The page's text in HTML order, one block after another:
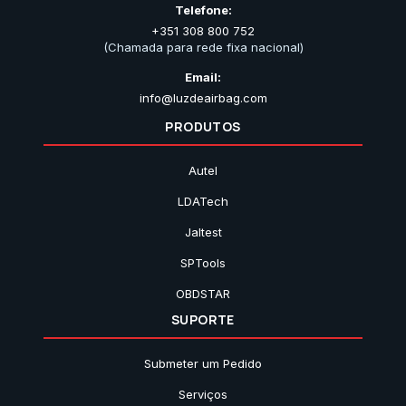
Telefone:
+351 308 800 752
(Chamada para rede fixa nacional)
Email:
info@luzdeairbag.com
PRODUTOS
Autel
LDATech
Jaltest
SPTools
OBDSTAR
SUPORTE
Submeter um Pedido
Serviços